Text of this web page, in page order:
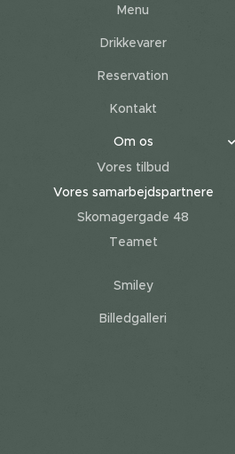
Menu
Drikkevarer
Reservation
Kontakt
Om os
Vores tilbud
Vores samarbejdspartnere
Skomagergade 48
Teamet
Smiley
Billedgalleri